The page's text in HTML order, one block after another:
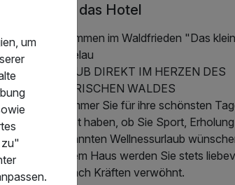
Über das Hotel
Willkommen im Waldfrieden "Das
Spiegelau
URLAUB DIREKT IM HERZEN DES
BAYERISCHEN WALDES
Was immer Sie für ihre schönsten
geplant haben, ob Sie Sport,
entspannten Wellnessurlaub
unserem Haus werden Sie stets
und nach Kräften verwöhnt.
um
zu"